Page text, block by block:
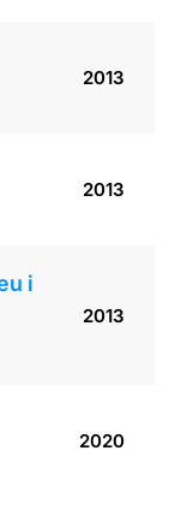
2013
2013
i
2013
2020